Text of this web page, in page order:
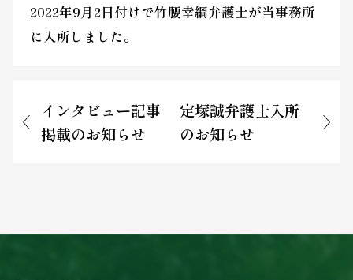
2022年9月2日付けで竹腰幸綱弁護士が当事務所
に入所しました。
インタビュー記事
掲載のお知らせ
定塚誠弁護士入所
のお知らせ